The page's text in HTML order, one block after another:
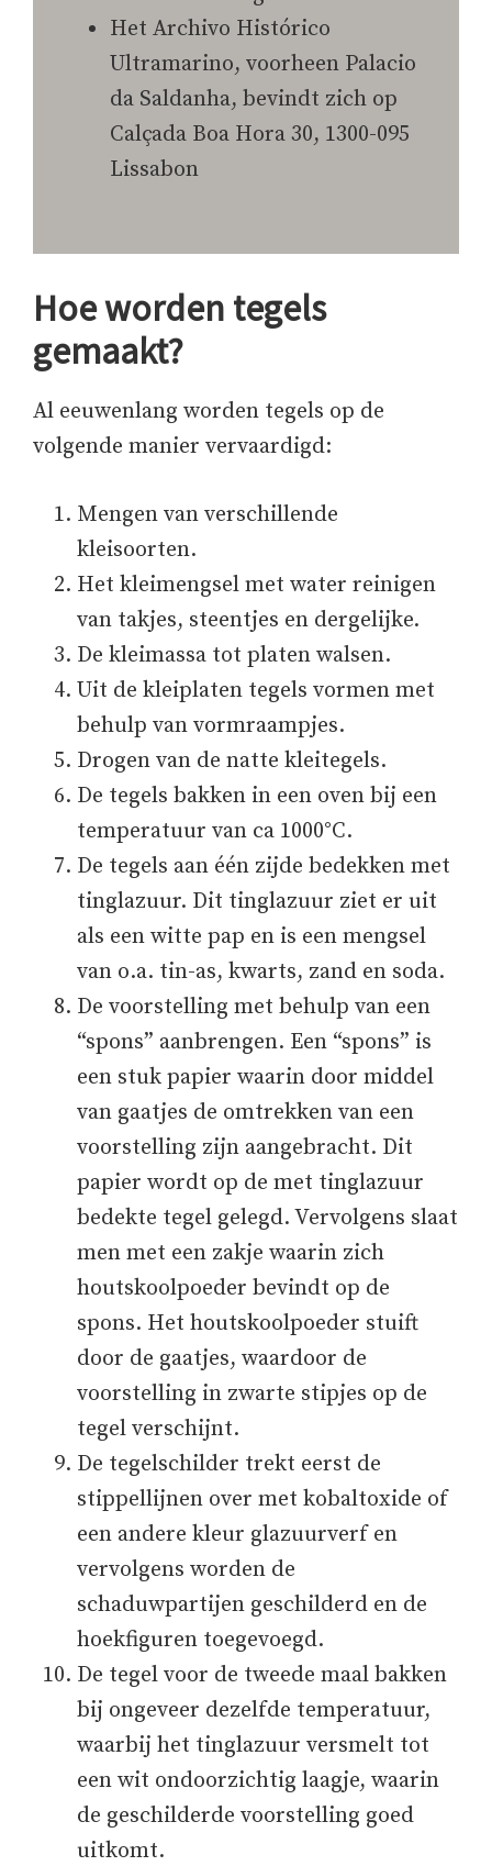
Het Archivo Histórico
Ultramarino, voorheen Palacio
da Saldanha, bevindt zich op
Calçada Boa Hora 30, 1300-095
Lissabon
Hoe worden tegels
gemaakt?
Al eeuwenlang worden tegels op de
volgende manier vervaardigd:
Mengen van verschillende
kleisoorten.
Het kleimengsel met water reinigen
van takjes, steentjes en dergelijke.
De kleimassa tot platen walsen.
Uit de kleiplaten tegels vormen met
behulp van vormraampjes.
Drogen van de natte kleitegels.
De tegels bakken in een oven bij een
temperatuur van ca 1000°C.
De tegels aan één zijde bedekken met
tinglazuur. Dit tinglazuur ziet er uit
als een witte pap en is een mengsel
van o.a. tin-as, kwarts, zand en soda.
De voorstelling met behulp van een
“spons” aanbrengen. Een “spons” is
een stuk papier waarin door middel
van gaatjes de omtrekken van een
voorstelling zijn aangebracht. Dit
papier wordt op de met tinglazuur
bedekte tegel gelegd. Vervolgens slaat
men met een zakje waarin zich
houtskoolpoeder bevindt op de
spons. Het houtskoolpoeder stuift
door de gaatjes, waardoor de
voorstelling in zwarte stipjes op de
tegel verschijnt.
De tegelschilder trekt eerst de
stippellijnen over met kobaltoxide of
een andere kleur glazuurverf en
vervolgens worden de
schaduwpartijen geschilderd en de
hoekfiguren toegevoegd.
De tegel voor de tweede maal bakken
bij ongeveer dezelfde temperatuur,
waarbij het tinglazuur versmelt tot
een wit ondoorzichtig laagje, waarin
de geschilderde voorstelling goed
uitkomt.